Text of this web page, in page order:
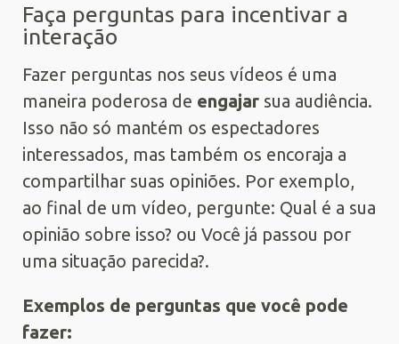
Faça perguntas para incentivar a
interação
Fazer perguntas nos seus vídeos é uma
maneira poderosa de engajar sua audiência.
Isso não só mantém os espectadores
interessados, mas também os encoraja a
compartilhar suas opiniões. Por exemplo,
ao final de um vídeo, pergunte: Qual é a sua
opinião sobre isso? ou Você já passou por
uma situação parecida?.
Exemplos de perguntas que você pode
fazer: